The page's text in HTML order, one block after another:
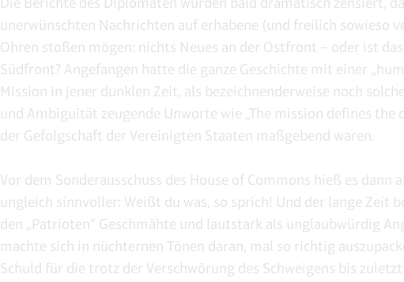
unerwünschten Nachrichten auf erhabene (und freilich sowieso
Ohren stoßen mögen: nichts Neues an der Ostfront – oder ist
Südfront? Angefangen hatte die ganze Geschichte mit einer
Mission in jener dunklen Zeit, als bezeichnenderweise noch
und Ambiguität zeugende Unworte wie „The mission defines the
der Gefolgschaft der Vereinigten Staaten maßgebend waren.
Vor dem Sonderausschuss des House of Commons hieß es dann
ungleich sinnvoller: Weißt du was, so sprich! Und der lange Zeit
den „Patrioten“ Geschmähte und lautstark als unglaubwürdig
machte sich in nüchternen Tönen daran, mal so richtig
Schuld für die trotz der Verschwörung des Schweigens bis zuletzt